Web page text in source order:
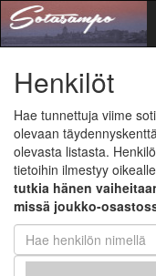
Henkilöt
Hae tunnettuja viime
olevaan
olevasta listasta.
tietoihin ilmestyy
tutkia hänen
missä joukko-